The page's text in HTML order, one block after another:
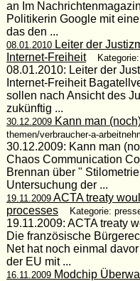
an Im
Politikerin Google mit
das den ...
08.01.2010Leiter der
Internet-Freiheit
08.01.2010: Leiter der
Internet-Freiheit
sollen nach Ansicht des
zukünftig ...
30.12.2009Kann man
themen/verbraucher-a-
30.12.2009: Kann man
Chaos Communication
Brennan über "
Untersuchung der ...
19.11.2009ACTA treaty
processes
Kategorie:
19.11.2009: ACTA treaty
Die französische
Net hat noch einmal
der EU mit ...
16.11.2009Modchip